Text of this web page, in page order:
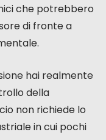
che potrebbero
di fronte a
hai realmente
della
non richiede lo
in cui pochi